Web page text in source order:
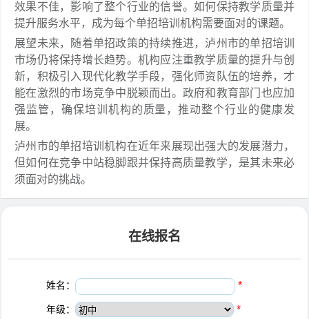
效果不佳，影响了整个行业的信誉。如何保持教学质量并
提升服务水平，成为每个单招培训机构需要面对的课题。
展望未来，随着单招政策的持续推进，泸州市的单招培训
市场仍将保持增长趋势。机构应注重教学质量的提升与创
新，积极引入现代化教学手段，强化师资队伍的培养，才
能在激烈的市场竞争中脱颖而出。政府和教育部门也应加
强监管，确保培训机构的质量，推动整个行业的健康发
展。
泸州市的单招培训机构在近年来展现出强大的发展潜力，
但如何在竞争中站稳脚跟并保持高质量教学，是其未来必
须面对的挑战。
在线报名
姓名： *
年级： *